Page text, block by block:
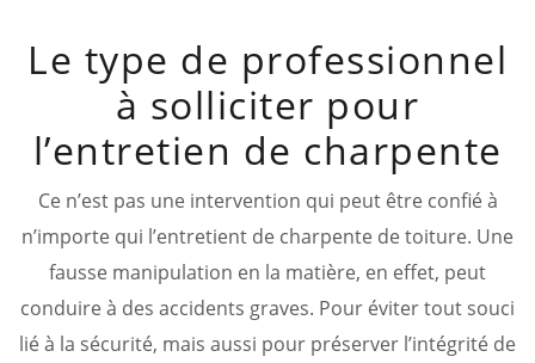
Le type de professionnel
à solliciter pour
l’entretien de charpente
Ce n’est pas une intervention qui peut être confié à
n’importe qui l’entretient de charpente de toiture. Une
fausse manipulation en la matière, en effet, peut
conduire à des accidents graves. Pour éviter tout souci
lié à la sécurité, mais aussi pour préserver l’intégrité de